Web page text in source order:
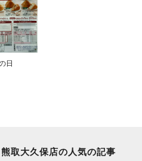
日
取大久保店の人気の記事